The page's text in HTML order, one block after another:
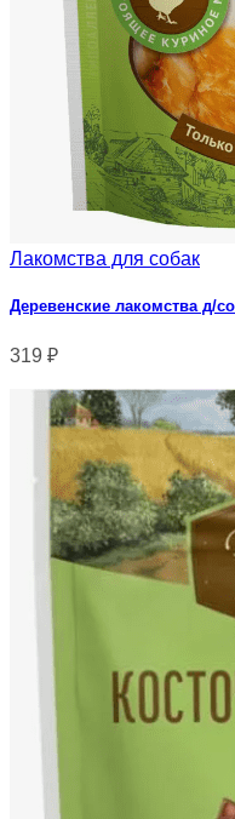
Лакомства для собак
Деревенские лакомства д/
319 ₽